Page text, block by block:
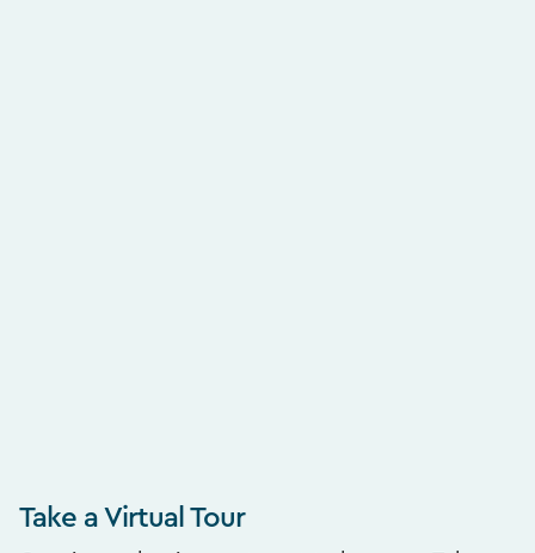
Take a Virtual Tour